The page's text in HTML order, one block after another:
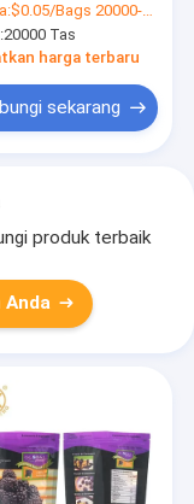
MPET 750g
Berdiri
$0.05/Bags 20000-99999 Bags
20000 Tas
harga terbaru
sekarang
produk terbaik
Anda